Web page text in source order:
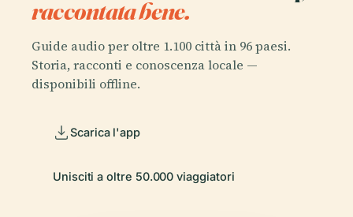
raccontata bene.
Guide audio per oltre 1.100 città in 96 paesi.
Storia, racconti e conoscenza locale —
disponibili offline.
Scarica l'app
Unisciti a oltre 50.000 viaggiatori